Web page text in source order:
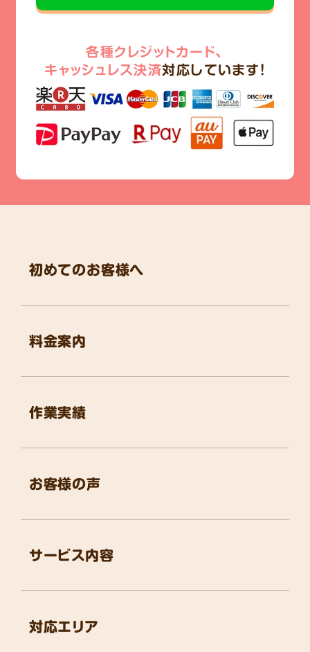
各種クレジットカード、
キャッシュレス決済対応しています!
初めてのお客様へ
料金案内
作業実績
お客様の声
サービス内容
対応エリア